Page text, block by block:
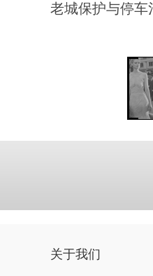
老城保护与停车
关于我们